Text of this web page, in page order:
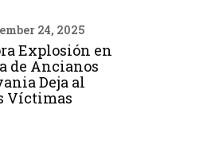
24, 2025
Explosión en
de Ancianos
Deja al
Víctimas